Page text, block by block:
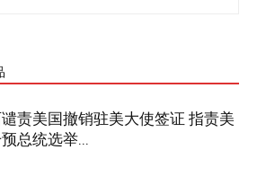
责美国撤销驻美大使签证 指责美
总统选举...